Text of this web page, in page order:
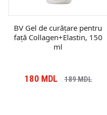
BV Gel de curățare pentru
față Collagen+Elastin, 150
ml
180 MDL 189MDL